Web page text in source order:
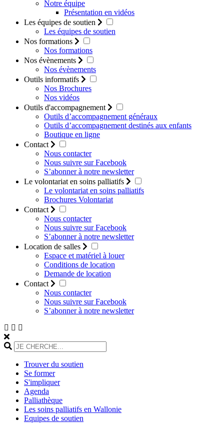
Notre équipe
Présentation en vidéos
Les équipes de soutien
Les équipes de soutien
Nos formations
Nos formations
Nos évènements
Nos évènements
Outils informatifs
Nos Brochures
Nos vidéos
Outils d'accompagnement
Outils d’accompagnement généraux
Outils d’accompagnement destinés aux enfants
Boutique en ligne
Contact
Nous contacter
Nous suivre sur Facebook
S’abonner à notre newsletter
Le volontariat en soins palliatifs
Le volontariat en soins palliatifs
Brochures Volontariat
Contact
Nous contacter
Nous suivre sur Facebook
S’abonner à notre newsletter
Location de salles
Espace et matériel à louer
Conditions de location
Demande de location
Contact
Nous contacter
Nous suivre sur Facebook
S’abonner à notre newsletter
Trouver du soutien
Se former
S'impliquer
Agenda
Palliathèque
Les soins palliatifs en Wallonie
Equipes de soutien